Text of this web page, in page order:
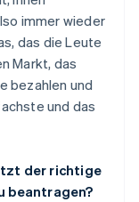
immer wieder
das die Leute
Markt, das
bezahlen und
und das
der richtige
beantragen?